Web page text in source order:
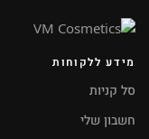
מידע ללקוחות
סל קניות
חשבון שלי